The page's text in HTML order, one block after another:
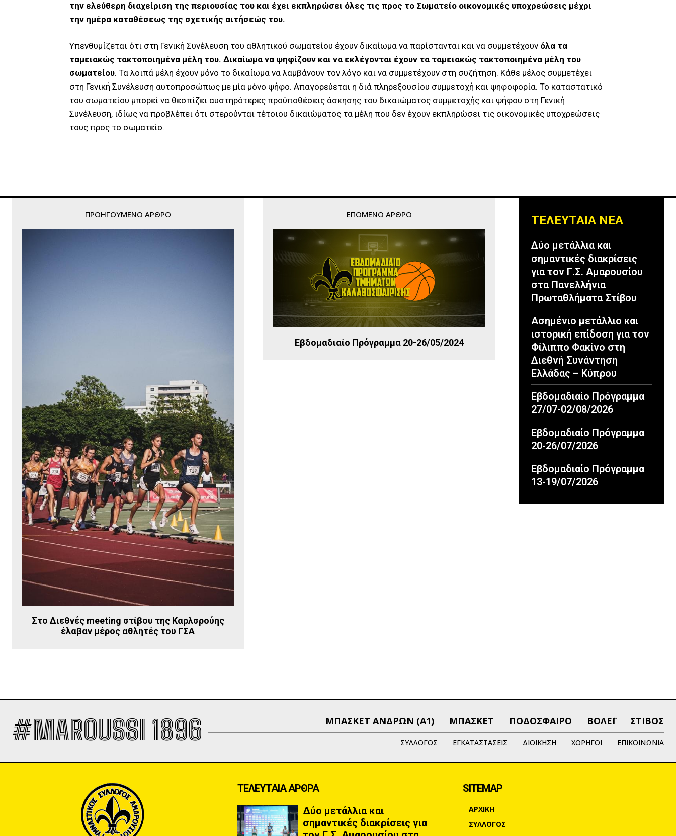
την ελεύθερη διαχείριση της περιουσίας του και έχει εκπληρώσει όλες τις προς το Σωματείο οικονομικές υποχρεώσεις μέχρι
την ημέρα καταθέσεως της σχετικής αιτήσεώς του.
Υπενθυμίζεται ότι στη Γενική Συνέλευση του αθλητικού σωματείου έχουν δικαίωμα να παρίστανται και να συμμετέχουν όλα τα
ταμειακώς τακτοποιημένα μέλη του. Δικαίωμα να ψηφίζουν και να εκλέγονται έχουν τα ταμειακώς τακτοποιημένα μέλη του
σωματείου. Τα λοιπά μέλη έχουν μόνο το δικαίωμα να λαμβάνουν τον λόγο και να συμμετέχουν στη συζήτηση. Κάθε μέλος συμμετέχει
στη Γενική Συνέλευση αυτοπροσώπως με μία μόνο ψήφο. Απαγορεύεται η διά πληρεξουσίου συμμετοχή και ψηφοφορία. Το καταστατικό
του σωματείου μπορεί να θεσπίζει αυστηρότερες προϋποθέσεις άσκησης του δικαιώματος συμμετοχής και ψήφου στη Γενική
Συνέλευση, ιδίως να προβλέπει ότι στερούνται τέτοιου δικαιώματος τα μέλη που δεν έχουν εκπληρώσει τις οικονομικές υποχρεώσεις
τους προς το σωματείο.
ΠΡΟΗΓΟΎΜΕΝΟ ΆΡΘΡΟ
Στο Διεθνές meeting στίβου της Καρλσρούης
έλαβαν μέρος αθλητές του ΓΣΑ
ΕΠΌΜΕΝΟ ΆΡΘΡΟ
Εβδομαδιαίο Πρόγραμμα 20-26/05/2024
ΤΕΛΕΥΤΑΙΑ ΝΕΑ
Δύο μετάλλια και
σημαντικές διακρίσεις
για τον Γ.Σ. Αμαρουσίου
στα Πανελλήνια
Πρωταθλήματα Στίβου
Ασημένιο μετάλλιο και
ιστορική επίδοση για τον
Φίλιππο Φακίνο στη
Διεθνή Συνάντηση
Ελλάδας – Κύπρου
Εβδομαδιαίο Πρόγραμμα
27/07-02/08/2026
Εβδομαδιαίο Πρόγραμμα
20-26/07/2026
Εβδομαδιαίο Πρόγραμμα
13-19/07/2026
#MAROUSSI 1896 ΜΠΑΣΚΕΤ ΑΝΔΡΩΝ (Α1) ΜΠΑΣΚΕΤ ΠΟΔΟΣΦΑΙΡΟ ΒΟΛΕΪ ΣΤΙΒΟΣ
ΣΥΛΛΟΓΟΣ ΕΓΚΑΤΑΣΤΑΣΕΙΣ ΔΙΟΙΚΗΣΗ ΧΟΡΗΓΟΙ ΕΠΙΚΟΙΝΩΝΙΑ
ΤΕΛΕΥΤΑΙΑ ΑΡΘΡΑ
Δύο μετάλλια και
σημαντικές διακρίσεις για
SITEMAP
ΑΡΧΙΚΗ
ΣΥΛΛΟΓΟΣ